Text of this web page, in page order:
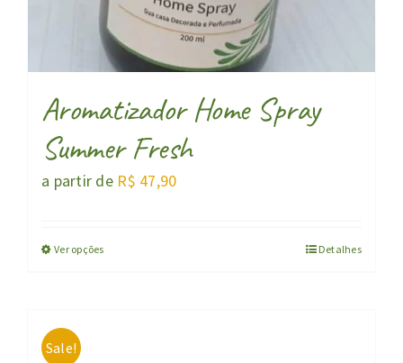
Aromatizador Home Spray
Summer Fresh
a partir de R$ 47,90
Ver opções Detalhes
Sale!